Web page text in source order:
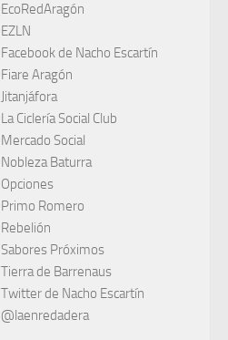
EcoRedAragón
EZLN
Facebook de Nacho Escartín
Fiare Aragón
Jitanjáfora
La Ciclería Social Club
Mercado Social
Nobleza Baturra
Opciones
Primo Romero
Rebelión
Sabores Próximos
Tierra de Barrenaus
Twitter de Nacho Escartín
@laenredadera